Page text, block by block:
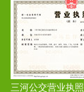
三河公交营业执照